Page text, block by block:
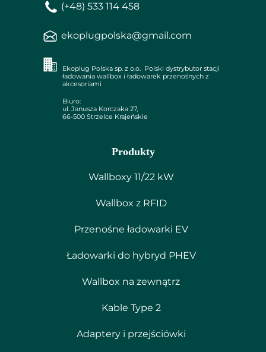
Produkty
Wallboxy 11/22 kW
Wallbox z RFID
Przenośne ładowarki EV
Ładowarki do hybryd PHEV
Wallbox na zewnątrz
Kable Type 2
Adaptery i przejściówki
(+48) 533 114 458
ekoplugpolska@gmail.com
Ekoplug Polska sp. z o.o. Polski dystrybutor stacji
ładowania wallbox i ładowarek przenośnych z
akcesoriami
Biuro:
ul. Janusza Korczaka 27,
66-500 Strzelce Krajeńskie